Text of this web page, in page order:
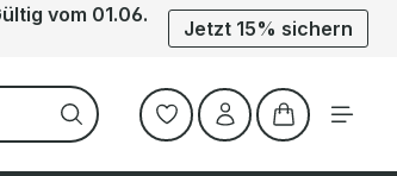
vom 01.06.
Jetzt 15% sichern
Warenkorb